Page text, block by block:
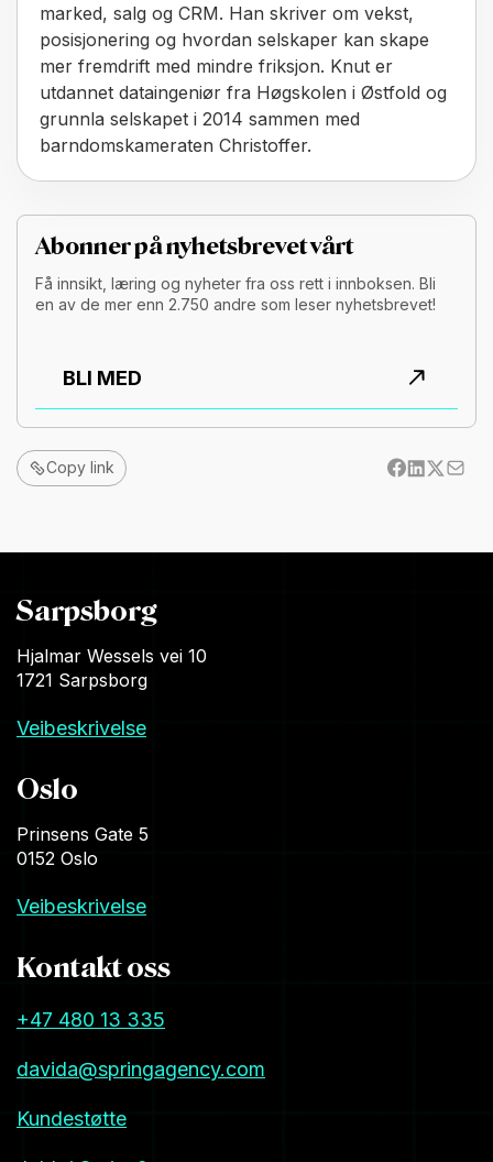
marked, salg og CRM. Han skriver om vekst,
posisjonering og hvordan selskaper kan skape
mer fremdrift med mindre friksjon. Knut er
utdannet dataingeniør fra Høgskolen i Østfold og
grunnla selskapet i 2014 sammen med
barndomskameraten Christoffer.
Abonner på nyhetsbrevet vårt
Få innsikt, læring og nyheter fra oss rett i innboksen. Bli
en av de mer enn 2.750 andre som leser nyhetsbrevet!
BLI MED
Copy link
Sarpsborg
Hjalmar Wessels vei 10
1721 Sarpsborg
Veibeskrivelse
Oslo
Prinsens Gate 5
0152 Oslo
Veibeskrivelse
Kontakt oss
+47 480 13 335
davida@springagency.com
Kundestøtte